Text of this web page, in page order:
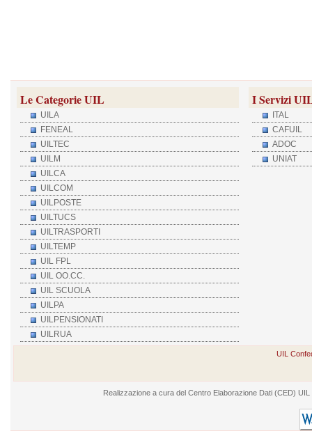
Le Categorie UIL
UILA
FENEAL
UILTEC
UILM
UILCA
UILCOM
UILPOSTE
UILTUCS
UILTRASPORTI
UILTEMP
UIL FPL
UIL OO.CC.
UIL SCUOLA
UILPA
UILPENSIONATI
UILRUA
I Servizi
ITAL
CAFUIL
ADOC
UNIAT
UIL
Realizzazione a cura del Centro Elaborazione Dati (CED)